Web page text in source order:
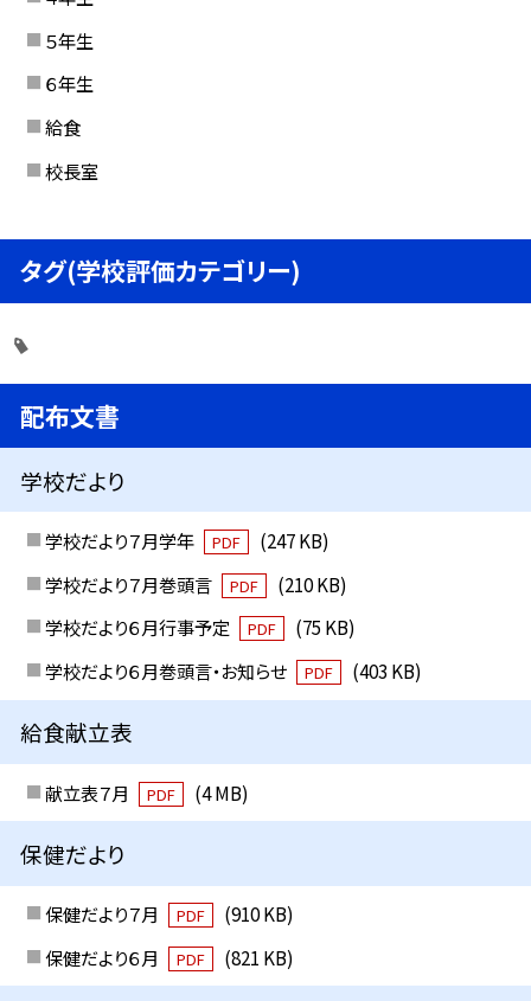
５年生
６年生
給食
校長室
タグ(学校評価カテゴリー)
配布文書
学校だより
学校だより７月学年 PDF
(247 KB)
学校だより７月巻頭言
PDF
(210 KB)
学校だより６月行事予定
PDF
(75 KB)
学校だより６月巻頭言・お知らせ
PDF (403 KB)
給食献立表
献立表７月 PDF (4 MB)
保健だより
保健だより７月 PDF
(910 KB)
保健だより６月
PDF (821 KB)